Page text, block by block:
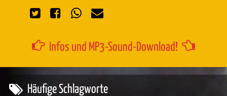
Infos und MP3-Sound-Download!
Häufige Schlagworte